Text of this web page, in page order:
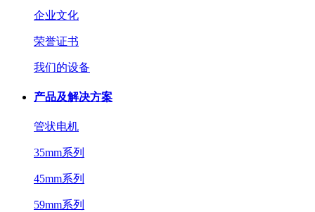
企业文化
荣誉证书
我们的设备
产品及解决方案
管状电机
35mm系列
45mm系列
59mm系列